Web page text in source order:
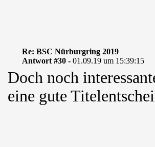
Re: BSC Nürburgring 2019
Antwort #30 - 01.09.19 um 15:39:15
Doch noch
eine gute